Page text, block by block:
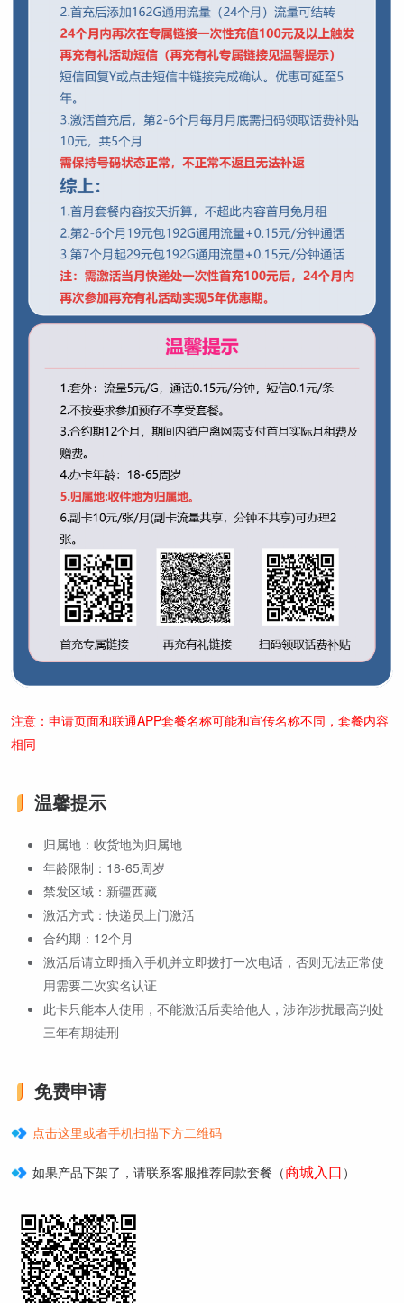
注意：申请页面和联通APP套餐名称可能和宣传名称不同，套餐内容
相同
温馨提示
归属地：收货地为归属地
年龄限制：18-65周岁
禁发区域：新疆西藏
激活方式：快递员上门激活
合约期：12个月
激活后请立即插入手机并立即拨打一次电话，否则无法正常使
用需要二次实名认证
此卡只能本人使用，不能激活后卖给他人，涉诈涉扰最高判处
三年有期徒刑
免费申请
点击这里或者手机扫描下方二维码
如果产品下架了，请联系客服推荐同款套餐（商城入口 ）